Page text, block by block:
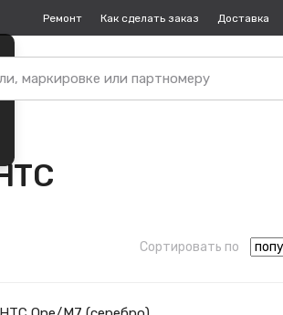
Ремонт Как сделать заказ Доставка
Сортировать по